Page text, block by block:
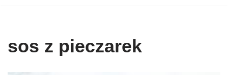
sos z pieczarek